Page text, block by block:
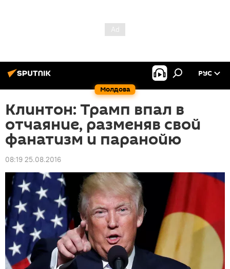
Молдова
РУС
Клинтон: Трамп впал в
отчаяние, разменяв свой
фанатизм и паранойю
08:19 25.08.2016